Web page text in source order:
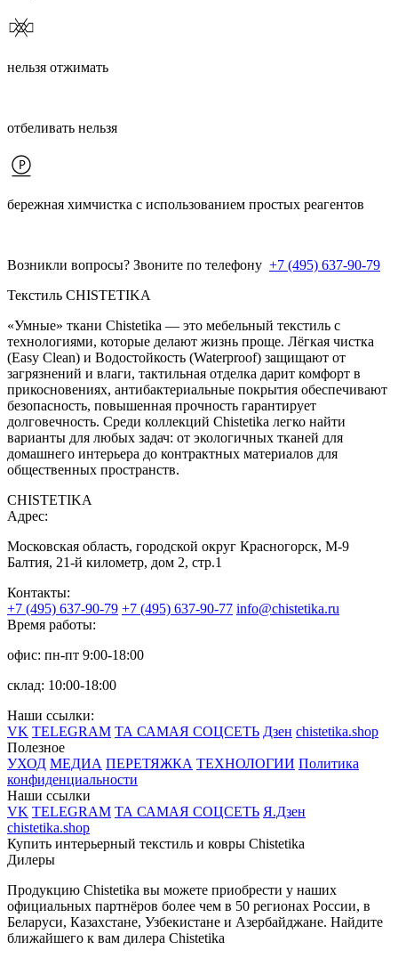
нельзя отжимать
отбеливать нельзя
бережная химчистка с использованием простых реагентов
Возникли вопросы? Звоните по телефону +7 (495) 637-90-79
Текстиль CHISTETIKA
«Умные» ткани Chistetika — это мебельный текстиль с
технологиями, которые делают жизнь проще. Лёгкая чистка
(Easy Clean) и Водостойкость (Waterproof) защищают от
загрязнений и влаги, тактильная отделка дарит комфорт в
прикосновениях, антибактериальные покрытия обеспечивают
безопасность, повышенная прочность гарантирует
долговечность. Среди коллекций Chistetika легко найти
варианты для любых задач: от экологичных тканей для
домашнего интерьера до контрактных материалов для
общественных пространств.
CHISTETIKA
Адрес:
Московская область, городской округ Красногорск, М-9
Балтия, 21-й километр, дом 2, стр.1
Контакты:
+7 (495) 637-90-79 +7 (495) 637-90-77 info@chistetika.ru
Время работы:
офис: пн-пт 9:00-18:00
склад: 10:00-18:00
Наши ссылки:
VK TELEGRAM ТА САМАЯ СОЦСЕТЬ Дзен chistetika.shop
Полезное
УХОД МЕДИА ПЕРЕТЯЖКА ТЕХНОЛОГИИ Политика
конфиденциальности
Наши ссылки
VK TELEGRAM ТА САМАЯ СОЦСЕТЬ Я.Дзен
chistetika.shop
Купить интерьерный текстиль и ковры Chistetika
Дилеры
Продукцию Chistetika вы можете приобрести у наших
официальных партнёров более чем в 50 регионах России, в
Беларуси, Казахстане, Узбекистане и Азербайджане. Найдите
ближайшего к вам дилера Chistetika